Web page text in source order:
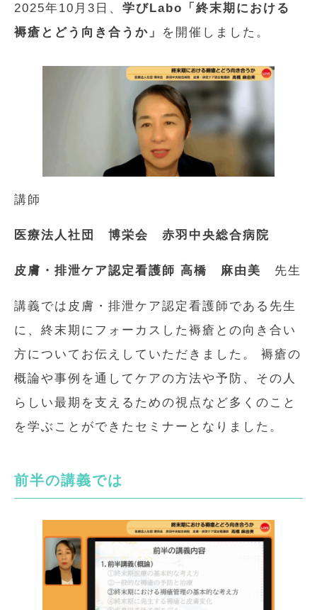
2025年10月3日、 学びLabo「終末期における
褥瘡とどう向き合うか」
を開催しました。
講師
医療法人社団 博栄会 赤羽中央総合病院
皮膚・排泄ケア認定看護師 高橋 麻由美 先生
講義では皮膚・排泄ケア認定看護師である先生
に、終末期にフォーカスした褥瘡との向き合い
方についてお伝えしていただきました。 褥瘡の
概論や事例を通してケアの方法や予防、その人
らしい最期を支えるための視点など多くのこと
を学ぶことができたセミナーとなりました。
前半の講義では